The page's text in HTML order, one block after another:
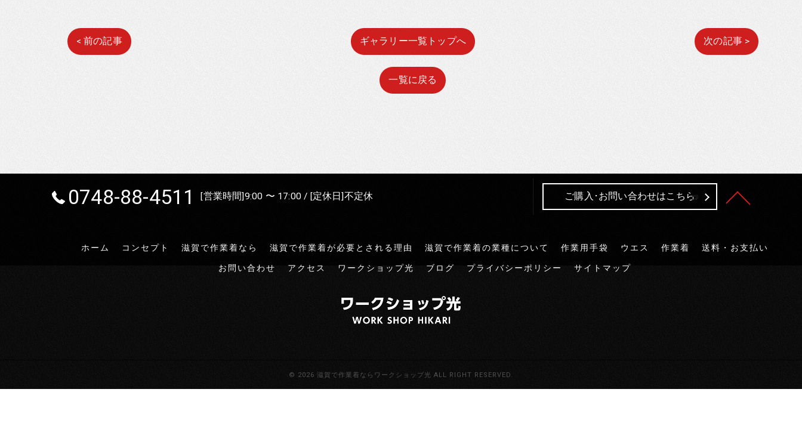
< 前の記事 ギャラリー一覧トップへ 次の記事 >
一覧に戻る
0748-88-4511 [営業時間]9:00 〜 17:00 / [定休日]不定休 ご購入･お問い合わせはこちら
ホーム コンセプト 滋賀で作業着なら 滋賀で作業着が必要とされる理由 滋賀で作業着の業種について 作業用手袋 ウエス 作業着 送料・お支払い
お問い合わせ アクセス ワークショップ光 ブログ プライバシーポリシー サイトマップ
© 2026 滋賀で作業着ならワークショップ光 ALL RIGHT RESERVED.